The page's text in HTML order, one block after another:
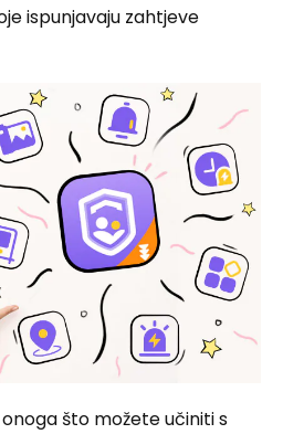
ispunjavaju zahtjeve
što možete učiniti s